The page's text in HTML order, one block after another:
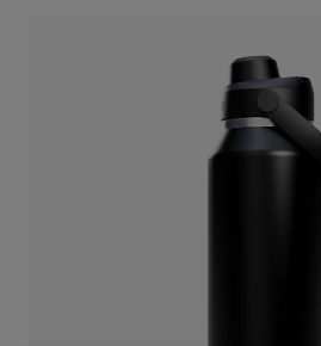
Viajar y estilo de vida